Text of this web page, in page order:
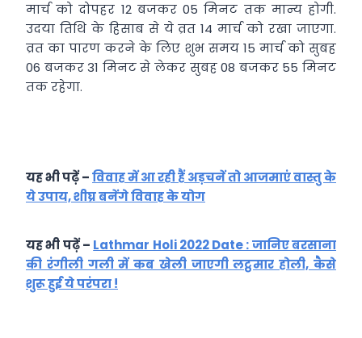
मार्च को दोपहर 12 बजकर 05 मिनट तक मान्य होगी.
उदया तिथि के हिसाब से ये व्रत 14 मार्च को रखा जाएगा.
व्रत का पारण करने के लिए शुभ समय 15 मार्च को सुबह
06 बजकर 31 मिनट से लेकर सुबह 08 बजकर 55 मिनट
तक रहेगा.
यह भी पढ़ें –विवाह में आ रही हैं अड़चनें तो आजमाएं वास्तु के
ये उपाय, शीघ्र बनेंगे विवाह के योग
यह भी पढ़ें – Lathmar Holi 2022 Date : जानिए बरसाना
की रंगीली गली में कब खेली जाएगी लट्ठमार होली, कैसे
शुरू हुई ये परंपरा !